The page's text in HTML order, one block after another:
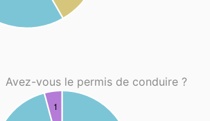
Avez-vous le permis de conduire ?